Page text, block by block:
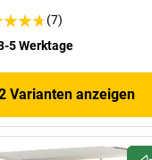
(7)
5 Werktage
Varianten anzeigen